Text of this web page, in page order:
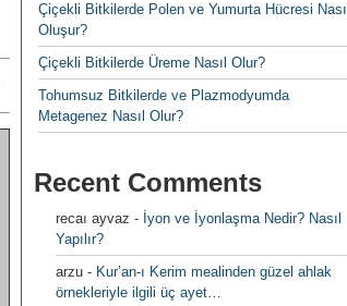
Çiçekli Bitkilerde Polen ve Yumurta Hücresi Nasıl
Oluşur?
Çiçekli Bitkilerde Üreme Nasıl Olur?
Tohumsuz Bitkilerde ve Plazmodyumda
Metagenez Nasıl Olur?
Recent Comments
recaı ayvaz - İyon ve İyonlaşma Nedir? Nasıl
Yapılır?
arzu - Kur’an-ı Kerim mealinden güzel ahlak
örnekleriyle ilgili üç ayet…